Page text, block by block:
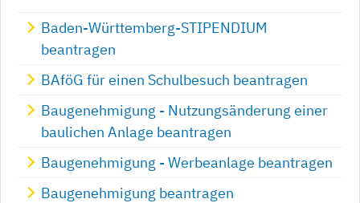
Baden-Württemberg-STIPENDIUM
beantragen
BAföG für einen Schulbesuch beantragen
Baugenehmigung - Nutzungsänderung einer
baulichen Anlage beantragen
Baugenehmigung - Werbeanlage beantragen
Baugenehmigung beantragen